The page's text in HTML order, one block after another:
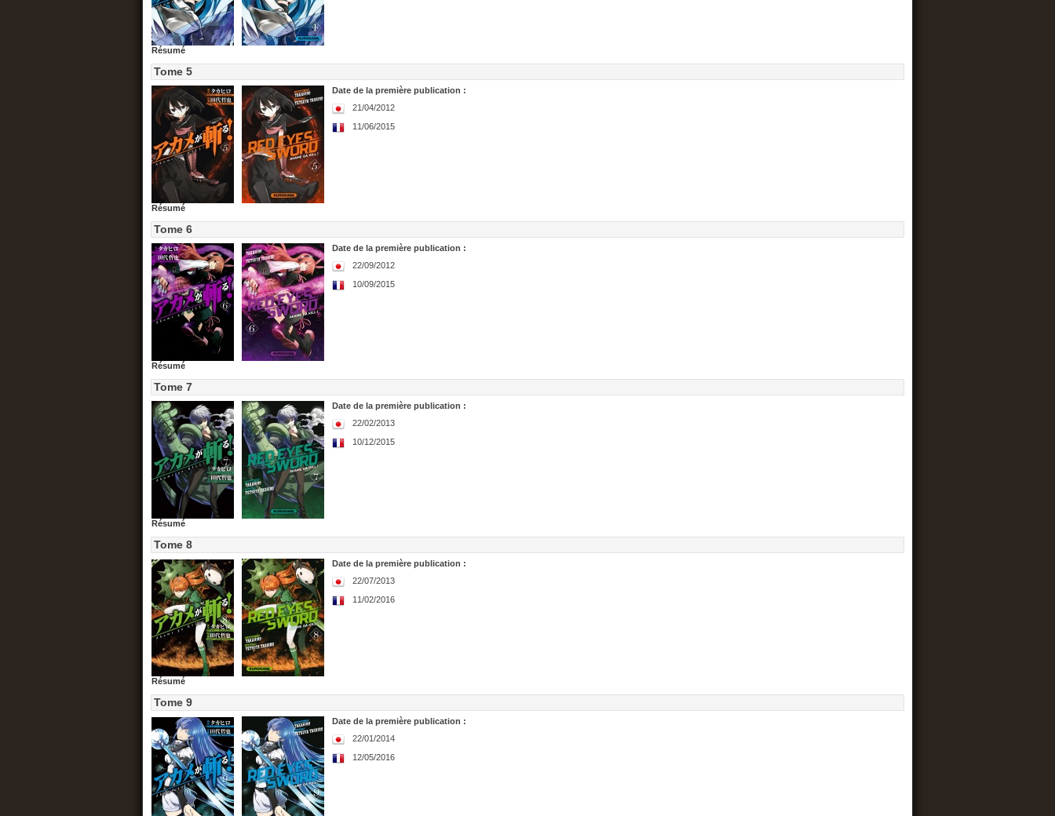
Résumé
Tome 5
Date de la première publication :
21/04/2012
11/06/2015
Résumé
Tome 6
Date de la première publication :
22/09/2012
10/09/2015
Résumé
Tome 7
Date de la première publication :
22/02/2013
10/12/2015
Résumé
Tome 8
Date de la première publication :
22/07/2013
11/02/2016
Résumé
Tome 9
Date de la première publication :
22/01/2014
12/05/2016